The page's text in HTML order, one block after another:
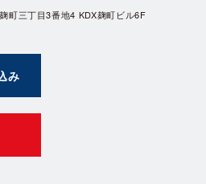
町三丁目3番地4 KDX麹町ビル6F
み